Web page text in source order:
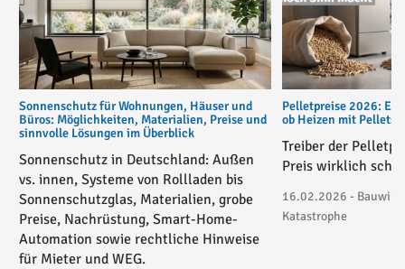
Sonnenschutz für Wohnungen, Häuser und
Büros: Möglichkeiten, Materialien, Preise und
sinnvolle Lösungen im Überblick
Sonnenschutz in Deutschland: Außen
vs. innen, Systeme von Rollladen bis
Sonnenschutzglas, Materialien, grobe
Preise, Nachrüstung, Smart-Home-
Automation sowie rechtliche Hinweise
für Mieter und WEG.
Pelletpreise 2026:
ob Heizen mit Pellets
Treiber der
Preis wirklich
16.02.2026 -
Katastrophe